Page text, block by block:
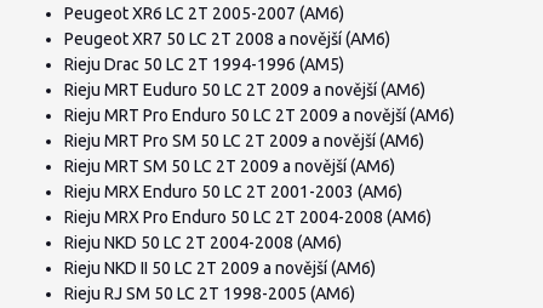
Peugeot XR6 LC 2T 2005-2007 (AM6)
Peugeot XR7 50 LC 2T 2008 a novější (AM6)
Rieju Drac 50 LC 2T 1994-1996 (AM5)
Rieju MRT Euduro 50 LC 2T 2009 a novější (AM6)
Rieju MRT Pro Enduro 50 LC 2T 2009 a novější (AM6)
Rieju MRT Pro SM 50 LC 2T 2009 a novější (AM6)
Rieju MRT SM 50 LC 2T 2009 a novější (AM6)
Rieju MRX Enduro 50 LC 2T 2001-2003 (AM6)
Rieju MRX Pro Enduro 50 LC 2T 2004-2008 (AM6)
Rieju NKD 50 LC 2T 2004-2008 (AM6)
Rieju NKD II 50 LC 2T 2009 a novější (AM6)
Rieju RJ SM 50 LC 2T 1998-2005 (AM6)